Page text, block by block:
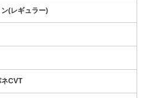
(レギュラー)
CVT